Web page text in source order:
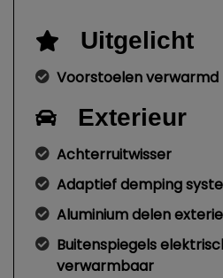
Uitgelicht
Voorstoelen verwarmd
Exterieur
Achterruitwisser
Adaptief demping
Aluminium delen
Buitenspiegels
verwarmbaar